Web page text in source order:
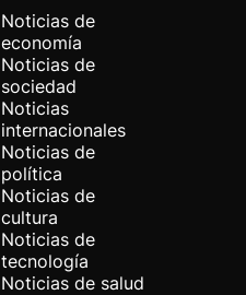
Noticias de
economía
Noticias de
sociedad
Noticias
internacionales
Noticias de
política
Noticias de
cultura
Noticias de
tecnología
Noticias de salud